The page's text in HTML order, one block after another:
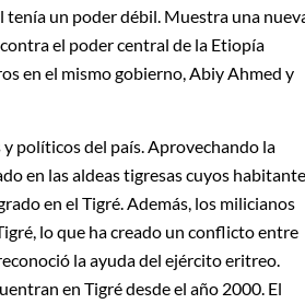
tenía un poder débil. Muestra una
el poder central de la Etiopía
en el mismo gobierno, Abiy Ahmed y
políticos del país. Aprovechando la
en las aldeas tigresas cuyos
en el Tigré. Además, los milicianos
lo que ha creado un conflicto entre
la ayuda del ejército eritreo.
en Tigré desde el año 2000. El